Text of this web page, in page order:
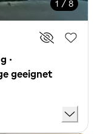
1 / 8
·
geeignet